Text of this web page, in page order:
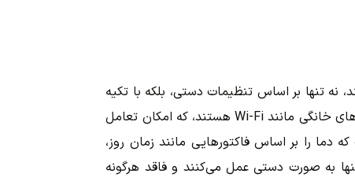
نه تنها بر اساس تنظیمات دستی، بلکه با تکیه
بر داده‌های واقعی از محیط اطراف. این ترموستات‌ها اغلب شامل سنسورهای حرارتی دقیق، پردازشگرهای داخلی و قابلیت اتصال به شبکه‌های خانگی مانند Wi-Fi هستند، که امکان تعامل
را بر اساس فاکتورهایی مانند زمان روز،
به صورت دستی عمل می‌کنند و فاقد هرگونه